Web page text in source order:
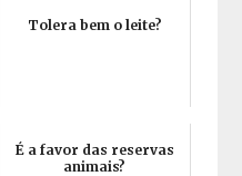
Tolera bem o leite?
É a favor das reservas
animais?